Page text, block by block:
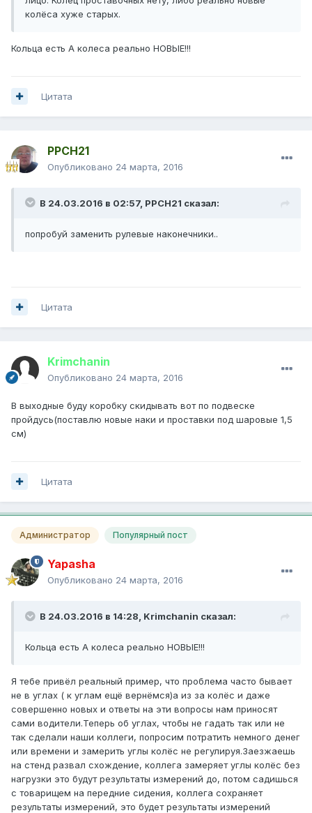
колёса хуже старых.
Кольца есть А колеса реально НОВЫЕ!!!
Цитата
PPCH21
Опубликовано 24 марта, 2016
В 24.03.2016 в 02:57, PPCH21 сказал:
попробуй заменить рулевые наконечники..
Цитата
Krimchanin
Опубликовано 24 марта, 2016
В выходные буду коробку скидывать вот по подвеске
пройдусь(поставлю новые наки и проставки под шаровые 1,5
см)
Цитата
Администратор Популярный пост
Yapasha
Опубликовано 24 марта, 2016
В 24.03.2016 в 14:28, Krimchanin сказал:
Кольца есть А колеса реально НОВЫЕ!!!
Я тебе привёл реальный пример, что проблема часто бывает
не в углах ( к углам ещё вернёмся)а из за колёс и даже
совершенно новых и ответы на эти вопросы нам приносят
сами водители.Теперь об углах, чтобы не гадать так или не
так сделали наши коллеги, попросим потратить немного денег
или времени и замерить углы колёс не регулируя.Заезжаешь
на стенд развал схождение, коллега замеряет углы колёс без
нагрузки это будут результаты измерений до, потом садишься
с товарищем на передние сидения, коллега сохраняет
результаты измерений, это будет результаты измерений